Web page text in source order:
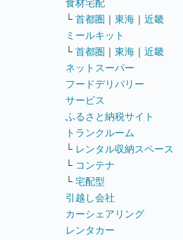
食材宅配
└ 首都圏 ｜ 東海 ｜ 近畿
ミールキット
└ 首都圏 ｜ 東海 ｜ 近畿
ネットスーパー
フードデリバリー
サービス
ふるさと納税サイト
トランクルーム
└ レンタル収納スペース
└ コンテナ
└ 宅配型
引越し会社
カーシェアリング
レンタカー